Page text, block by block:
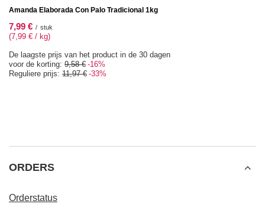
Amanda Elaborada Con Palo Tradicional 1kg
7,99 € / stuk
(7,99 € / kg)
De laagste prijs van het product in de 30 dagen
voor de korting: 9,58 € -16%
Reguliere prijs: 11,97 € -33%
ORDERS
Orderstatus